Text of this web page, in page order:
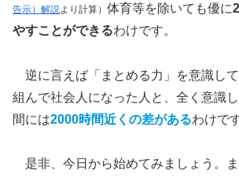
告示）解説より計算） 体育等を除いても優に
やすことができるわけです。
逆に言えば「まとめる力」を意識し
組んで社会人になった人と、全く意識
間には2000時間近くの差があるわけで
是非、今日から始めてみましょう。